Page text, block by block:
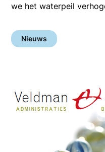
we het waterpeil
Nieuws